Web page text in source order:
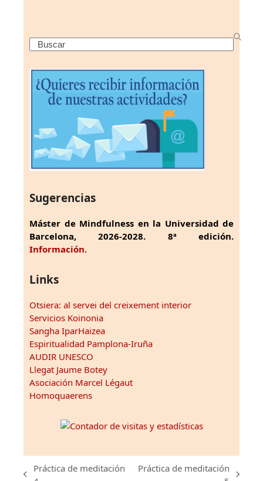
Search
Sugerencias
Máster de Mindfulness en la Universidad de
Barcelona, 2026-2028. 8ª edición.
Información.
Links
Otsiera: al servei del creixement interior
Servicios Koinonia
Sangha IparHaizea
Espiritualidad Pamplona-Iruña
AUDIR UNESCO
Llegat Jaume Botey
Asociación Marcel Légaut
Homoquaerens
Práctica de meditación
Práctica de meditación